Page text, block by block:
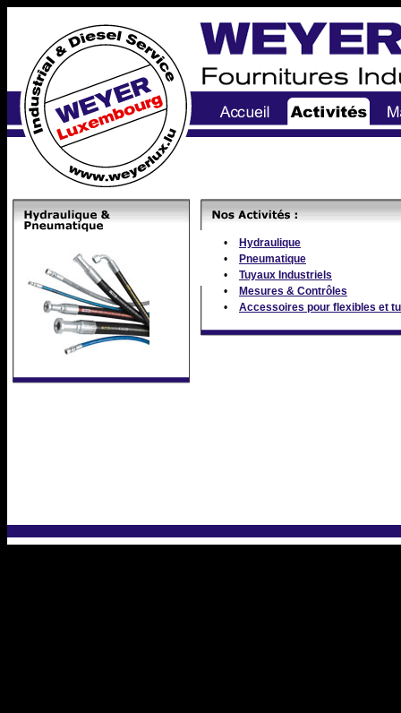
•
Hydraulique
•
Pneumatique
•
Tuyaux Industriels
•
Mesures & Contrôles
•
Accessoires pour flexibles et